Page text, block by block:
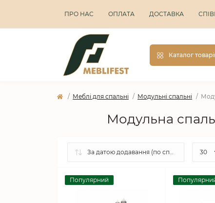
ПРО НАС ОПЛАТА ДОСТАВКА
Каталог
Меблі для спальні Модульні спальні
Модульна
Популярний